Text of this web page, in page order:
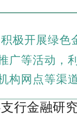
积极开展绿色
广等活动，
构网点等渠
行金融研